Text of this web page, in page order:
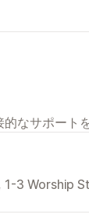
なサポート
3 Worship